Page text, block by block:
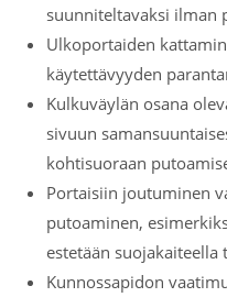
suunniteltavaksi ilman
Ulkoportaiden
käytettävyyden
Kulkuväylän osana
sivuun
kohtisuoraan
Portaisiin joutuminen
putoaminen,
estetään suojakaiteella
Kunnossapidon